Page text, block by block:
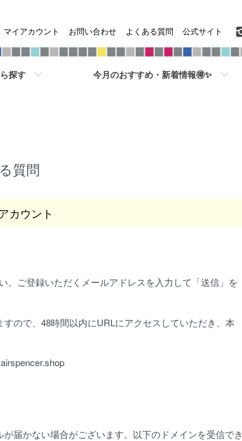
探す 今月のおすすめ・新着情報🉐✨
マイアカウント お問い合わせ よくある質問 公式サイト
質問
カウント
。ご登録いただくメールアドレスを入力して「送信」を
ので、48時間以内にURLにアクセスしていただき、本
届かない場合がございます。以下のドメインを受信でき